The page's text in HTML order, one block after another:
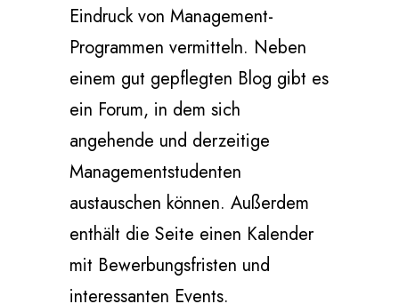
Eindruck von Management-
Programmen vermitteln. Neben
einem gut gepflegten Blog gibt es
ein Forum, in dem sich
angehende und derzeitige
Managementstudenten
austauschen können. Außerdem
enthält die Seite einen Kalender
mit Bewerbungsfristen und
interessanten Events.